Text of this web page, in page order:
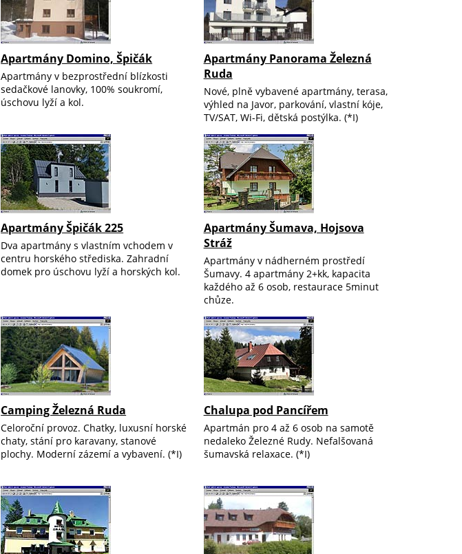
Apartmány Domino, Špičák
Apartmány v bezprostřední blízkosti
sedačkové lanovky, 100% soukromí,
úschovu lyží a kol.
Apartmány Panorama Železná
Ruda
Nové, plně vybavené apartmány, terasa,
výhled na Javor, parkování, vlastní kóje,
TV/SAT, Wi-Fi, dětská postýlka. (*I)
Apartmány Špičák 225
Dva apartmány s vlastním vchodem v
centru horského střediska. Zahradní
domek pro úschovu lyží a horských kol.
Apartmány Šumava, Hojsova
Stráž
Apartmány v nádherném prostředí
Šumavy. 4 apartmány 2+kk, kapacita
každého až 6 osob, restaurace 5minut
chůze.
Camping Železná Ruda
Celoroční provoz. Chatky, luxusní horské
chaty, stání pro karavany, stanové
plochy. Moderní zázemí a vybavení. (*I)
Chalupa pod Pancířem
Apartmán pro 4 až 6 osob na samotě
nedaleko Železné Rudy. Nefalšovaná
šumavská relaxace. (*I)